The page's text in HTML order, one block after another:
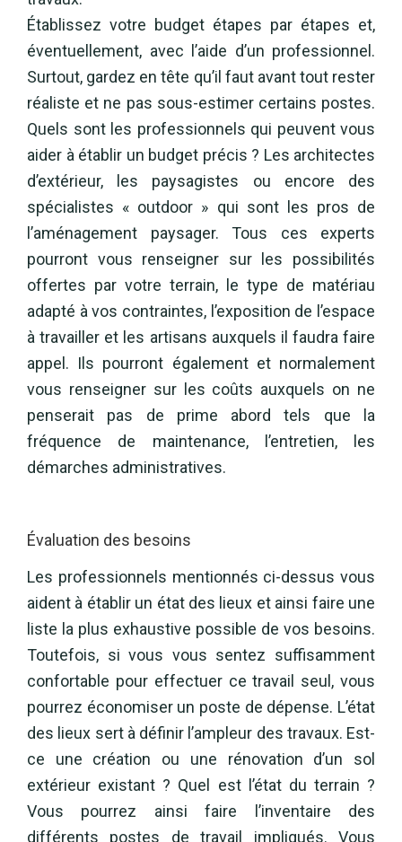
Établissez votre budget étapes par étapes et,
éventuellement, avec l’aide d’un professionnel.
Surtout, gardez en tête qu’il faut avant tout rester
réaliste et ne pas sous-estimer certains postes.
Quels sont les professionnels qui peuvent vous
aider à établir un budget précis ? Les architectes
d’extérieur, les paysagistes ou encore des
spécialistes « outdoor » qui sont les pros de
l’aménagement paysager. Tous ces experts
pourront vous renseigner sur les possibilités
offertes par votre terrain, le type de matériau
adapté à vos contraintes, l’exposition de l’espace
à travailler et les artisans auxquels il faudra faire
appel. Ils pourront également et normalement
vous renseigner sur les coûts auxquels on ne
penserait pas de prime abord tels que la
fréquence de maintenance, l’entretien, les
démarches administratives.
Évaluation des besoins
Les professionnels mentionnés ci-dessus vous
aident à établir un état des lieux et ainsi faire une
liste la plus exhaustive possible de vos besoins.
Toutefois, si vous vous sentez suffisamment
confortable pour effectuer ce travail seul, vous
pourrez économiser un poste de dépense. L’état
des lieux sert à définir l’ampleur des travaux. Est-
ce une création ou une rénovation d’un sol
extérieur existant ? Quel est l’état du terrain ?
Vous pourrez ainsi faire l’inventaire des
différents postes de travail impliqués. Vous